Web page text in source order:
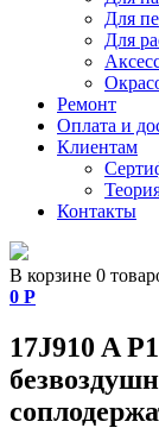
Для
Для
Ремонт
Оплата и
Клиентам
Контакты
В корзине 0
0 Р
17J910 A